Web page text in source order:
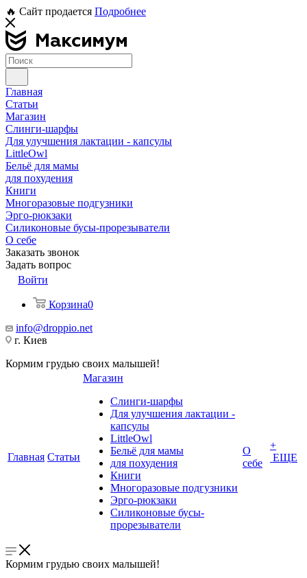
🔥 Сайт продается Подробнее
Главная
Статьи
Магазин
Слинги-шарфы
Для улучшения лактации - капсулы
LittleOwl
Бельё для мамы
для похудения
Книги
Многоразовые подгузники
Эрго-рюкзаки
Силиконовые бусы-прорезыватели
О себе
Заказать звонок
Задать вопрос
Войти
Корзина0
info@droppio.net
г. Киев
Кормим грудью своих малышей!
Главная Статьи
Магазин
Слинги-шарфы
Для улучшения лактации -
капсулы
LittleOwl
Бельё для мамы
для похудения
Книги
Многоразовые подгузники
Эрго-рюкзаки
Силиконовые бусы-
прорезыватели
О
себе
+
ЕЩЕ
Кормим грудью своих малышей!